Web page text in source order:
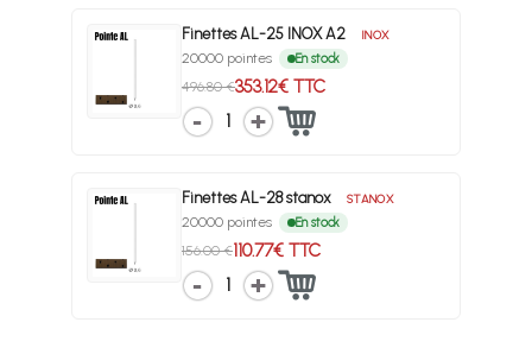
Finettes AL-25 INOX A2 INOX
20000 pointes En stock
496.80 €353.12€ TTC
1
Finettes AL-28 stanox STANOX
20000 pointes En stock
156.00 €110.77€ TTC
1